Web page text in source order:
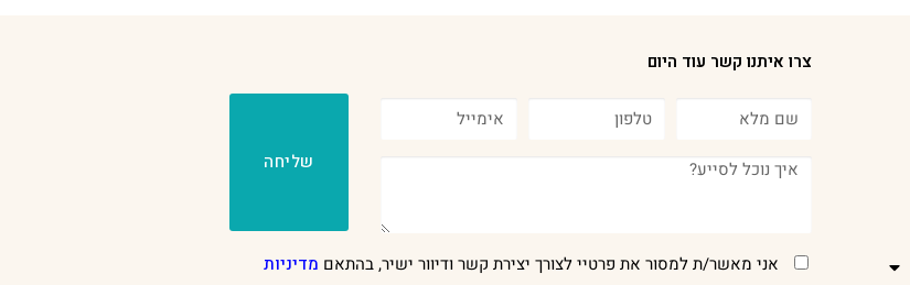
צרו איתנו קשר עוד היום
אני מאשר/ת למסור את פרטיי לצורך יצירת קשר ודיוור ישיר, בהתאם מדיניות
שליחה